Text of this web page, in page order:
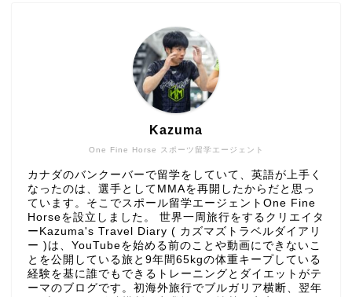
One Fine Horse スポーツ留学エージェント
Kazuma
カナダのバンクーバーで留学をしていて、英語が上手く
なったのは、選手としてMMAを再開したからだと思っ
ています。そこでスポール留学エージェントOne Fine
Horseを設立しました。 世界一周旅行をするクリエイタ
ーKazuma's Travel Diary ( カズマズトラベルダイアリ
ー )は、YouTubeを始める前のことや動画にできないこ
とを公開している旅と9年間65kgの体重キープしている
経験を基に誰でもできるトレーニングとダイエットがテ
ーマのブログです。初海外旅行でブルガリア横断、翌年